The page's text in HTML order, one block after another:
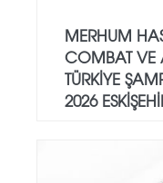
MERHUM
COMBAT VE
TÜRKİYE
2026